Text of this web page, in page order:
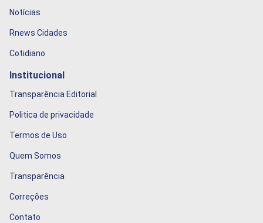
Notícias
Rnews Cidades
Cotidiano
Institucional
Transparência Editorial
Politica de privacidade
Termos de Uso
Quem Somos
Transparência
Correções
Contato